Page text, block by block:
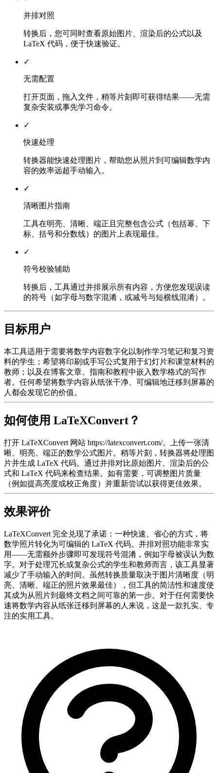
并排对照
转换后，您可同时查看原始图片、渲染后的公式以及
LaTeX 代码，便于快速验证。
✓
无需配置
打开页面，拖入文件，稍等片刻即可获得结果——无需
复杂安装或事先学习命令。
✓
快速处理
转换器能快速处理图片，帮助您从照片到可编辑数学内
容的效率远超手动输入。
✓
清晰图片指南
工具在明亮、清晰、端正且完整包含公式（包括幂、下
标、括号和分数线）的图片上表现最佳。
✓
符号校验辅助
转换后，工具通过并排展示所有内容，方便您发现误读
的符号（如字母与数字混淆，或减号与短横线混淆）。
目标用户
本工具适用于需要将数学内容数字化以制作学习笔记和复习资
料的学生；希望将印刷或手写公式复用于幻灯片和课堂材料的
教师；以及在博客文章、指南和教程中嵌入数学格式的写作
者。任何希望将数学内容从纸张干净、可编辑地迁移到屏幕的
人都会发现它的价值。
如何使用 LaTeXConvert？
打开 LaTeXConvert 网站 https://latexconvert.com/。上传一张清
晰、明亮、端正的数学公式图片。稍等片刻，转换器将处理图
片并生成 LaTeX 代码。通过并排对比原始图片、渲染后的公
式和 LaTeX 代码来检查结果。如有需要，可调整图片质量
（例如提高亮度或校正角度）并重新尝试以获得更佳效果。
效果评价
LaTeXConvert 完全兑现了承诺：一种快速、省心的方式，将
数学照片转化为可编辑的 LaTeX 代码。并排对照功能非常实
用——无需额外步骤即可发现符号混淆，例如字母被误认为数
字。对于处理冗长或复杂公式的学生和教师而言，该工具显著
减少了手动输入的时间。虽然转换质量取决于图片清晰度（明
亮、清晰、端正的照片效果最佳），但工具的简洁性和速度使
其成为从照片到最终文档之间可靠的第一步。对于任何需要快
速将数学内容从纸张迁移到屏幕的人来说，这是一款扎实、专
注的实用工具。